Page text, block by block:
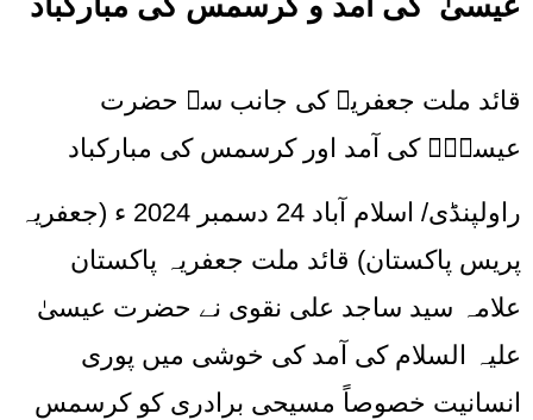
قائد ملت جعفریہ کی جانب سے حضرت
عیسیٰؑ کی آمد اور کرسمس کی مبارکباد
راولپنڈی/ اسلام آباد 24 دسمبر 2024 ء (جعفریہ
پریس پاکستان) قائد ملت جعفریہ پاکستان
علامہ سید ساجد علی نقوی نے حضرت عیسیٰ
علیہ السلام کی آمد کی خوشی میں پوری
انسانیت خصوصاً مسیحی برادری کو کرسمس